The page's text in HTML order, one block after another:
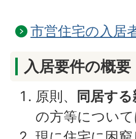
市営住宅の入居
入居要件の概要
原則、
同居す
の方等につい